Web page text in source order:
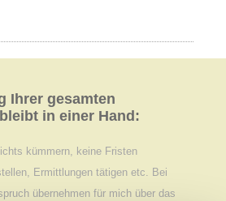
Ihrer gesamten
in einer Hand:
kümmern, keine Fristen
Ermittlungen tätigen etc. Bei
übernehmen für mich über das